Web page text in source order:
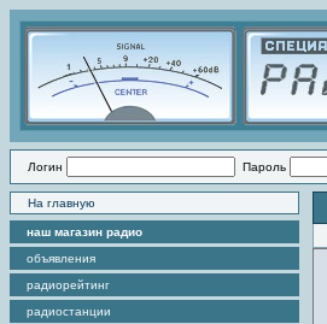
Логин Пароль
На главную
наш магазин радио
объявления
радиорейтинг
радиостанции